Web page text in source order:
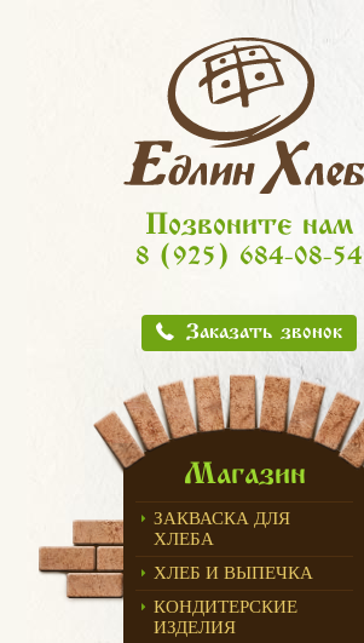
Позвоните нам
8 (925) 684-08-54
Заказать звонок
Магазин
ЗАКВАСКА ДЛЯ
ХЛЕБА
ХЛЕБ И ВЫПЕЧКА
КОНДИТЕРСКИЕ
ИЗДЕЛИЯ